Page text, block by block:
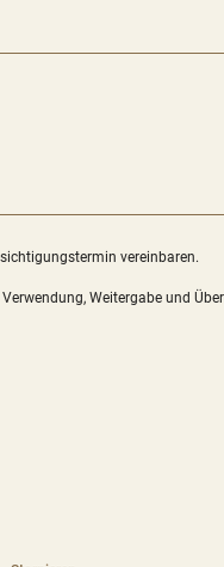
vereinbaren.
Weitergabe und